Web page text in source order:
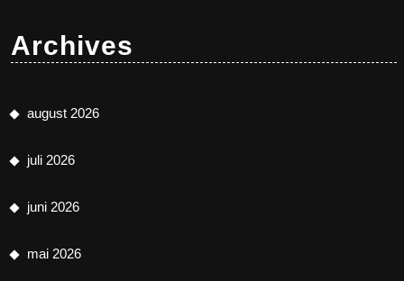
Archives
august 2026
juli 2026
juni 2026
mai 2026